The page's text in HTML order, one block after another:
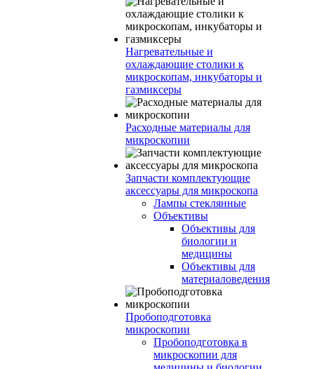
Нагревательные и
охлаждающие столики к
микроскопам, инкубаторы и
газмиксеры
Расходные материалы для
микроскопии
Запчасти комплектующие
аксессуары для микроскопа
Лампы стеклянные
Объективы
Объективы для
биологии и
медицины
Объективы для
материаловедения
Пробоподготовка
микроскопии
Пробоподготовка в
микроскопии для